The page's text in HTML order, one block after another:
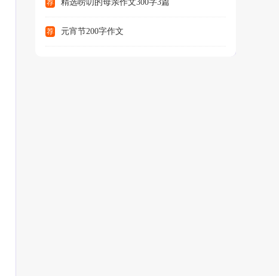
荐 精选唠叨的母亲作文300字3篇
荐 元宵节200字作文